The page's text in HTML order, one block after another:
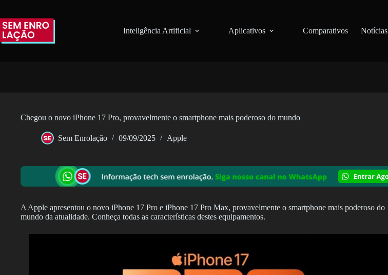
o
conteúdo
Inteligência Artificial Aplicativos Comparativos Notícias
Chegou o novo iPhone 17 Pro, provavelmente o smartphone mais poderoso do mundo
Sem Enrolação 09/09/2025 Apple
A Apple apresentou o novo iPhone 17 Pro e iPhone 17 Pro Max, provavelmente o smartphone mais poderoso do
mundo da atualidade. Conheça todas as características destes equipamentos.